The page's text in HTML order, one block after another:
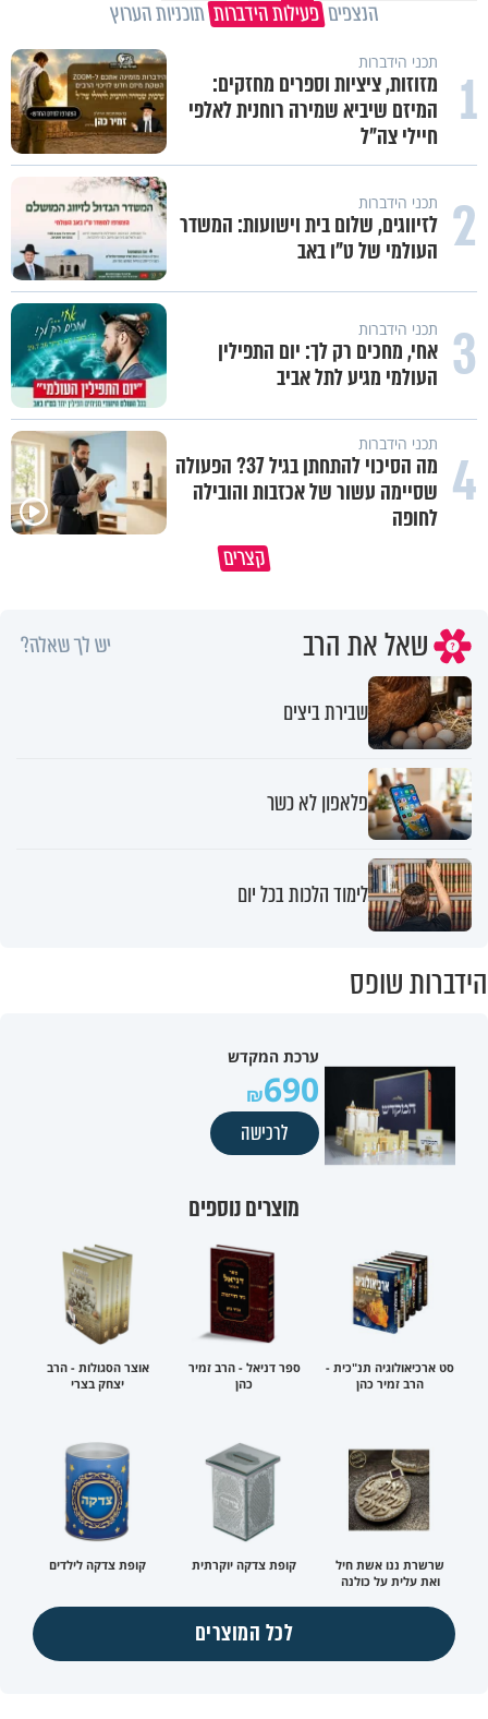
הנצפים פעילות הידברות תוכניות הערוץ
1 תכני הידברות
מזוזות, ציציות וספרים מחזקים:
המיזם שיביא שמירה רוחנית לאלפי
חיילי צה"ל
2 תכני הידברות
לזיווגים, שלום בית וישועות: המשדר
העולמי של ט"ו באב
3 תכני הידברות
אחי, מחכים רק לך: יום התפילין
העולמי מגיע לתל אביב
4 תכני הידברות
מה הסיכוי להתחתן בגיל 37? הפעולה
שסיימה עשור של אכזבות והובילה
לחופה
קצרים
שאל את הרב יש לך שאלה?
שבירת ביצים
פלאפון לא כשר
לימוד הלכות בכל יום
הידברות שופס
ערכת המקדש
690
לרכישה
מוצרים נוספים
סט ארכיאולוגיה תנ"כית -
הרב זמיר כהן
ספר דניאל - הרב זמיר
כהן
אוצר הסגולות - הרב
יצחק בצרי
שרשרת ננו אשת חיל
ואת עלית על כולנה
קופת צדקה יוקרתית קופת צדקה לילדים
לכל המוצרים